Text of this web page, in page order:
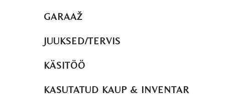
GARAAŽ
JUUKSED/TERVIS
KÄSITÖÖ
KASUTATUD KAUP & INVENTAR